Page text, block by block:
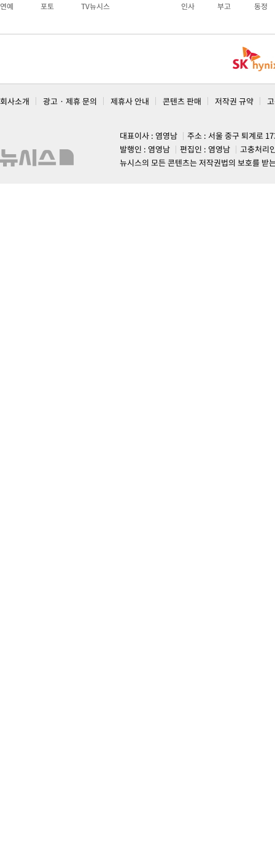
연예 포토 TV뉴시스 인사 부고 동정
회사소개 광고 · 제휴 문의 제휴사 안내 콘텐츠 판매 저작권 규약
대표이사 : 염영남
주소 : 서울 중구 퇴계로
발행인 : 염영남
편집인 : 염영남
고충처리
뉴시스의 모든 콘텐츠는 저작권법의 보호를